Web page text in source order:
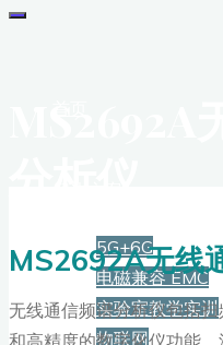
5G+6G
电磁兼容 EMC
实验室教学实训
物联网
MS2692A无线
无线通信频谱分析仪包括扫
和高精度的数字化仪功能。